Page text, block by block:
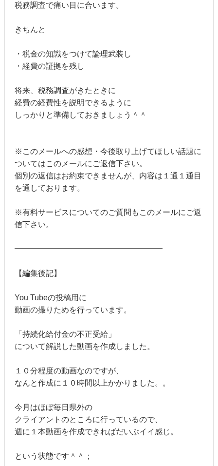
税務調査で痛い目に合います。
きちんと
・税金の知識をつけて論理武装し
・経費の証拠を残し
将来、税務調査がきたときに
経費の経費性を説明できるように
しっかりと準備しておきましょう＾＾
※このメールへの感想・今後取り上げてほしい話題に
ついてはこのメールにご返信下さい。
個別の返信はお約束できませんが、内容は１通１通目
を通しております。
※有料サービスについてのご質問もこのメールにご返
信下さい。
━━━━━━━━━━━━━━━━━━━
【編集後記】
You Tubeの投稿用に
動画の撮りためを行っています。
「持続化給付金の不正受給」
について解説した動画を作成しました。
１０分程度の動画なのですが、
なんと作成に１０時間以上かかりました。。
今月はほぼ毎日県外の
クライアントのところに行っているので、
週に１本動画を作成できればだいぶイイ感じ。
という状態です＾＾；